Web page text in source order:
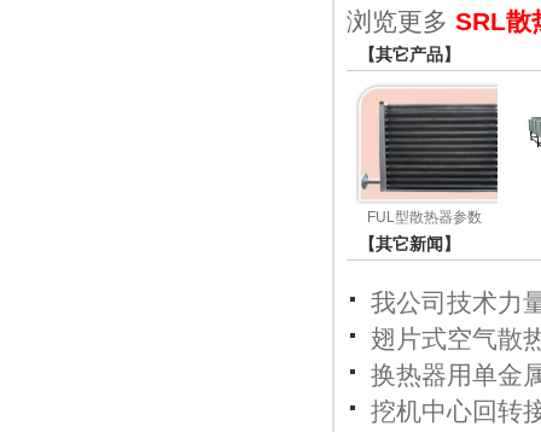
浏览更多 SRL散
【其它产品】
FUL型散热器参数
【其它新闻】
我公司技术力
翅片式空气散
换热器用单金
挖机中心回转